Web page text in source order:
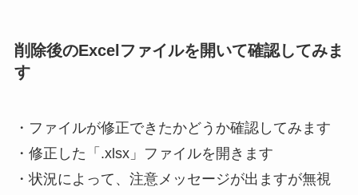
削除後のExcelファイルを開いて確認してみま
す
・ファイルが修正できたかどうか確認してみます
・修正した「.xlsx」ファイルを開きます
・状況によって、 注意メッセージが出ますが無視